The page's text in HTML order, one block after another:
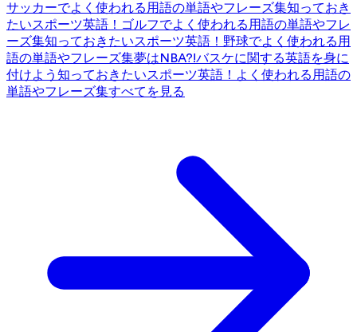
サッカーでよく使われる用語の単語やフレーズ集知っておき
たいスポーツ英語！ゴルフでよく使われる用語の単語やフレ
ーズ集知っておきたいスポーツ英語！野球でよく使われる用
語の単語やフレーズ集夢はNBA?!バスケに関する英語を身に
付けよう 知っておきたいスポーツ英語！よく使われる用語の
単語やフレーズ集すべてを見る